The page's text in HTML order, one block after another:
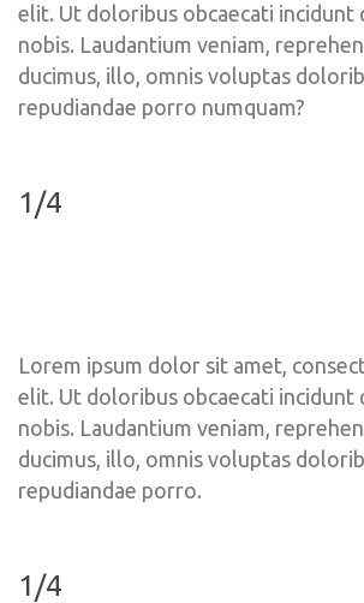
elit. Ut doloribus obcaecati incidunt
nobis. Laudantium veniam,
ducimus, illo, omnis voluptas
repudiandae porro numquam?
1/4
Lorem ipsum dolor sit amet,
elit. Ut doloribus obcaecati incidunt
nobis. Laudantium veniam,
ducimus, illo, omnis voluptas
repudiandae porro.
1/4